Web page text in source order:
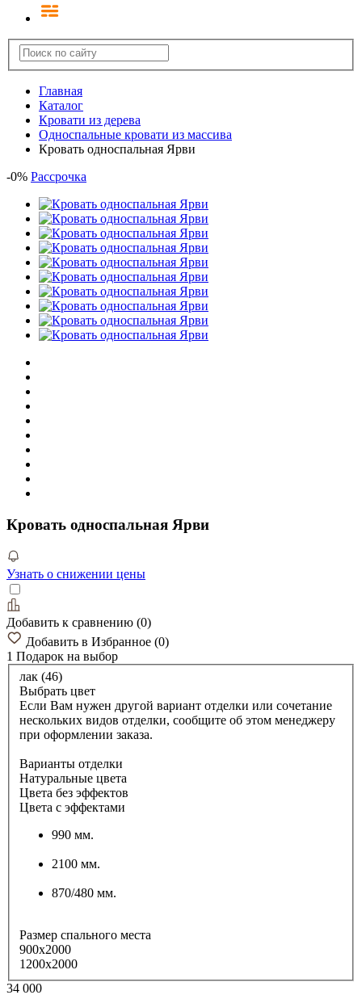
Главная
Каталог
Кровати из дерева
Односпальные кровати из массива
Кровать односпальная Ярви
-0% Рассрочка
Кровать односпальная Ярви
Узнать о снижении цены
Добавить к сравнению (0)
Добавить в Избранное (0)
1 Подарок на выбор
лак (46)
Выбрать цвет
Если Вам нужен другой вариант отделки или сочетание
нескольких видов отделки, сообщите об этом менеджеру
при оформлении заказа.
Варианты отделки
Натуральные цвета
Цвета без эффектов
Цвета с эффектами
990 мм.
2100 мм.
870/480 мм.
Размер спального места
900x2000
1200x2000
34 000